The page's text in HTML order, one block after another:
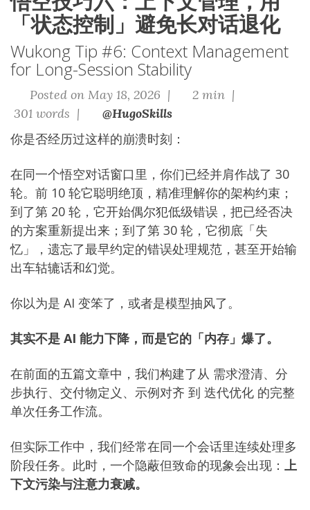
「状态控制」避免长对话退化
Wukong Tip #6: Context Management
for Long-Session Stability
Posted on May 18, 2026 |
2 min |
301 words |
@HugoSkills
你是否经历过这样的崩溃时刻：
在同一个悟空对话窗口里，你们已经并肩作战了 30
轮。前 10 轮它聪明绝顶，精准理解你的架构约束；
到了第 20 轮，它开始偶尔犯低级错误，把已经否决
的方案重新提出来；到了第 30 轮，它彻底「失
忆」，遗忘了最早约定的错误处理规范，甚至开始输
出车轱辘话和幻觉。
你以为是 AI 变笨了，或者是模型抽风了。
其实不是 AI 能力下降，而是它的「内存」爆了。
在前面的五篇文章中，我们构建了从 需求澄清、 分
步执行、 交付物定义 、 示例对齐 到 迭代优化 的完整
单次任务工作流。
但实际工作中，我们经常在同一个会话里连续处理多
阶段任务。此时，一个隐蔽但致命的现象会出现： 上
下文污染与注意力衰减。